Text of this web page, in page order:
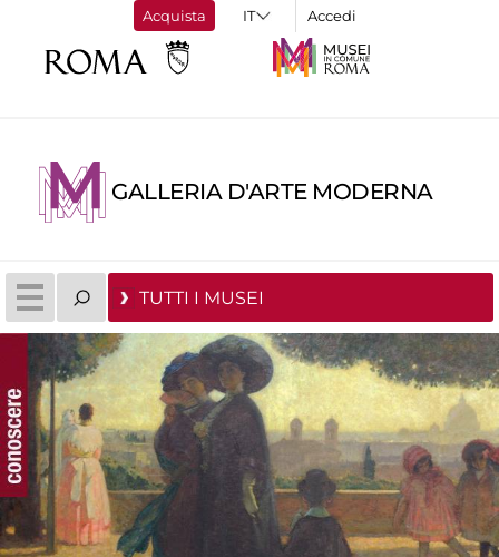
Acquista Accedi
GALLERIA D'ARTE MODERNA
TUTTI I MUSEI